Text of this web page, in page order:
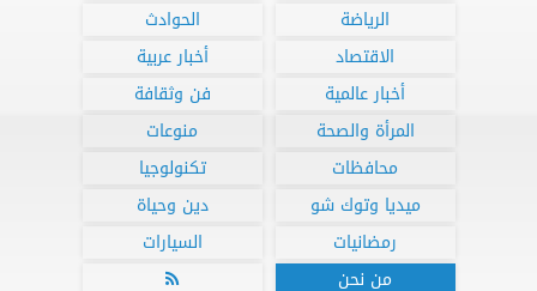
الرياضة
الحوادث
الاقتصاد
أخبار عربية
أخبار عالمية
فن وثقافة
المرأة والصحة
منوعات
محافظات
تكنولوجيا
ميديا وتوك شو
دين وحياة
رمضانيات
السيارات
من نحن
